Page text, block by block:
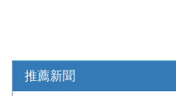
推薦新聞